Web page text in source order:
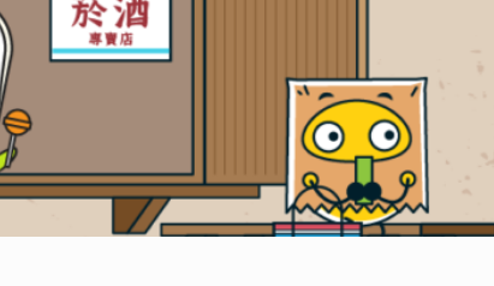
出新，不過其中仍有持續熱銷的零食點心，在台灣人心中寫下屹立